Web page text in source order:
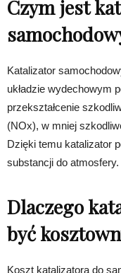
Czym jest
Katalizator
układzie wydechowym
przekształcenie
(NOx), w mniej
Dzięki temu katalizator
substancji do atmosfery.
Dlaczego
być
Koszt katalizatora do